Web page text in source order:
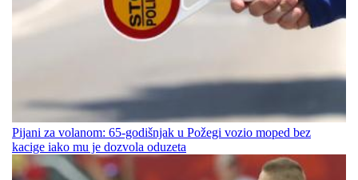
Pijani za volanom: 65-godišnjak u Požegi vozio moped bez
kacige iako mu je dozvola oduzeta